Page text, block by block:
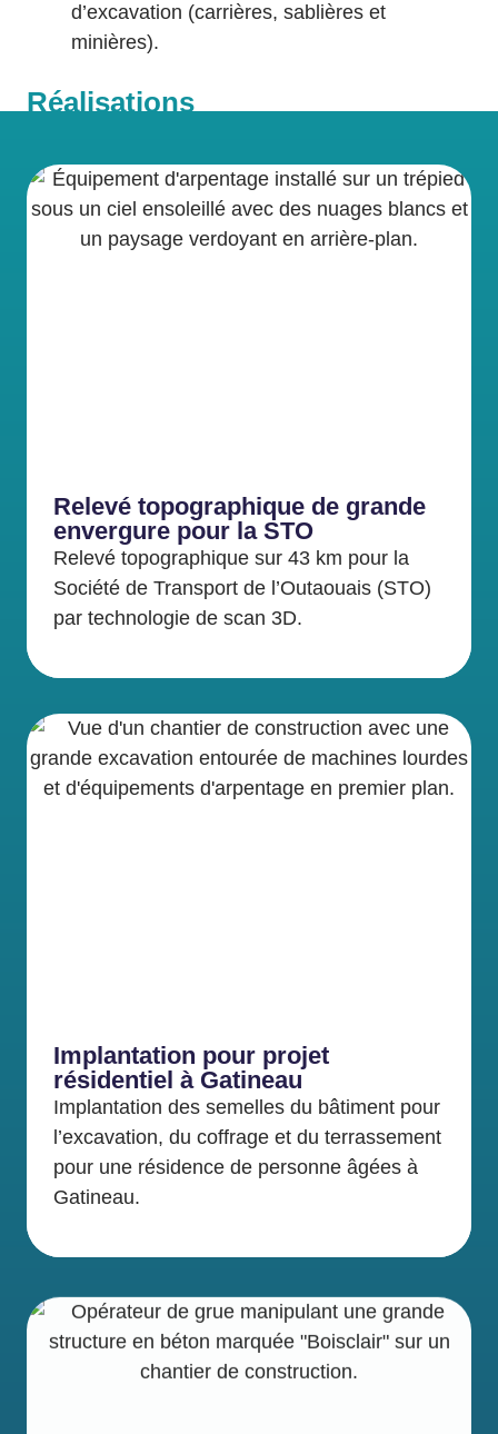
d’excavation (carrières, sablières et
minières).
Réalisations
Relevé topographique de grande
envergure pour la STO
Relevé topographique sur 43 km pour la
Société de Transport de l’Outaouais (STO)
par technologie de scan 3D.
Implantation pour projet
résidentiel à Gatineau
Implantation des semelles du bâtiment pour
l’excavation, du coffrage et du terrassement
pour une résidence de personne âgées à
Gatineau.